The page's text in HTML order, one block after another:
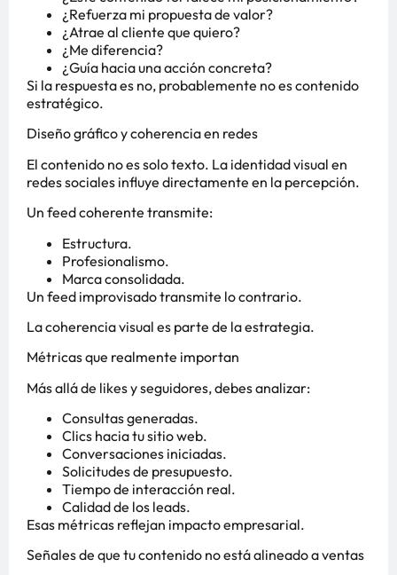
¿Refuerza mi propuesta de valor?
¿Atrae al cliente que quiero?
¿Me diferencia?
¿Guía hacia una acción concreta?
Si la respuesta es no, probablemente no es contenido
estratégico.
Diseño gráfico y coherencia en redes
El contenido no es solo texto. La identidad visual en
redes sociales influye directamente en la percepción.
Un feed coherente transmite:
Estructura.
Profesionalismo.
Marca consolidada.
Un feed improvisado transmite lo contrario.
La coherencia visual es parte de la estrategia.
Métricas que realmente importan
Más allá de likes y seguidores, debes analizar:
Consultas generadas.
Clics hacia tu sitio web.
Conversaciones iniciadas.
Solicitudes de presupuesto.
Tiempo de interacción real.
Calidad de los leads.
Esas métricas reflejan impacto empresarial.
Señales de que tu contenido no está alineado a ventas